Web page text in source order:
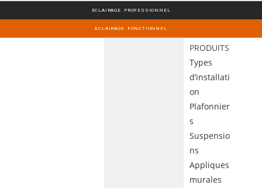
ECLAIRAGE PROFESSIONNEL
ECLAIRAGE FONCTIONNEL
PRODUITS
Types
d’installati
on
Plafonnier
s
Suspensio
ns
Appliques
murales